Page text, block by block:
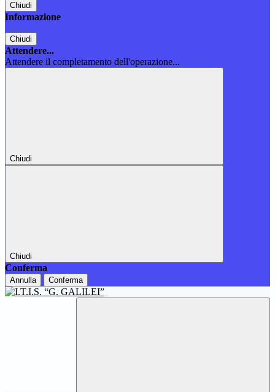
Chiudi
Informazione
Chiudi
Attendere...
Attendere il completamento dell'operazione...
Chiudi
Chiudi
Conferma
Annulla Conferma